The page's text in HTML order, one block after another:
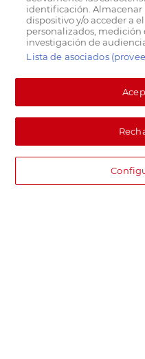
identificación.
dispositivo y/o acceder a
personalizados,
investigación de
Lista de asociados